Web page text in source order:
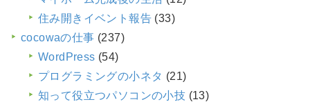
住み開きイベント報告 (33)
cocowaの仕事 (237)
WordPress (54)
プログラミングの小ネタ (21)
知って役立つパソコンの小技 (13)